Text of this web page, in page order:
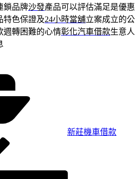
鎖品牌沙發產品可以評估滿足是優惠
特色保證及24小時當舖立案成立的公
週轉困難的心情彰化汽車借款生意人
新莊機車借款